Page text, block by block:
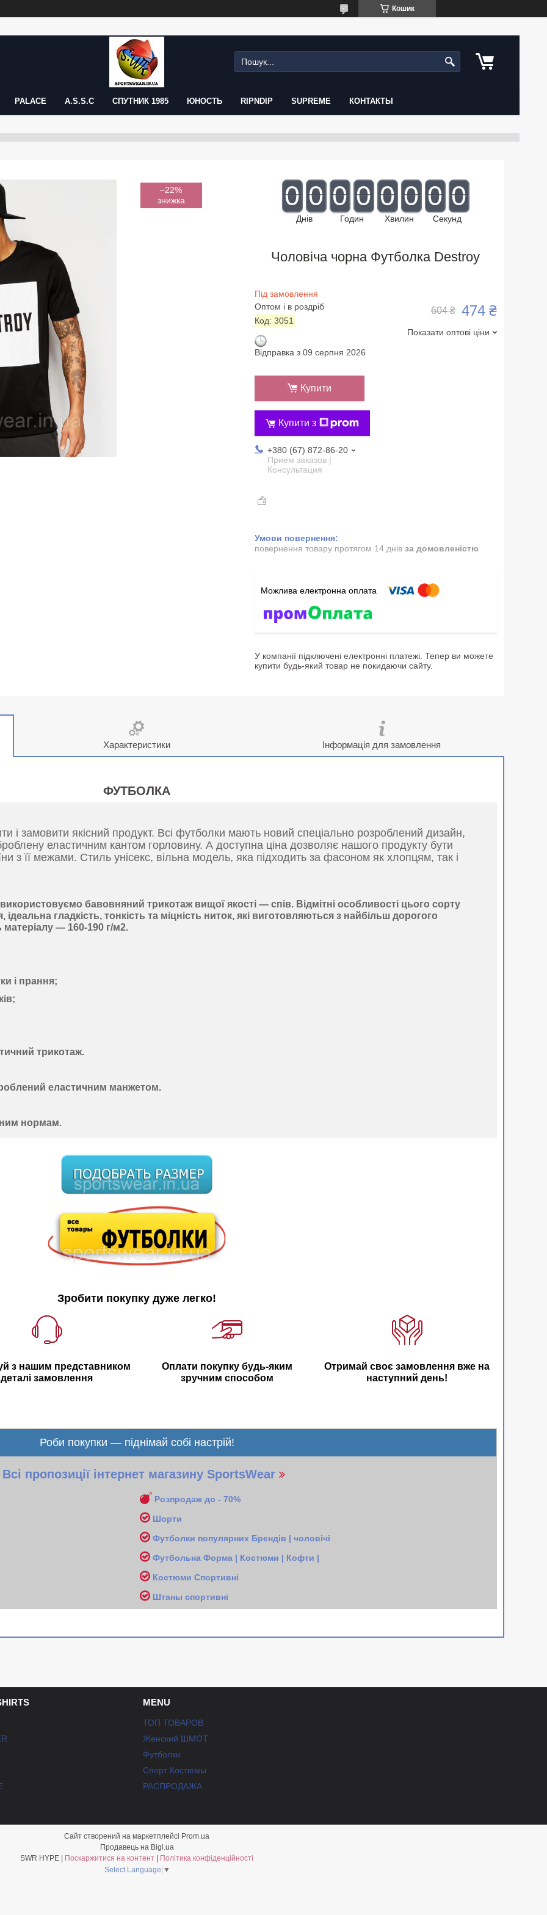
Кошик
PALACE A.S.S.C СПУТНИК 1985 ЮНОСТЬ RIPNDIP SUPREME КОНТАКТЫ
–22% 0 0
Днів
0 0
Годин
0 0
Хвилин
0 0
Секунд
Чоловіча чорна Футболка Destroy
Під замовлення
Оптом і в роздріб
Код: 3051
Відправка з 09 серпня 2026
604 ₴ 474 ₴
Показати оптові ціни
Купити
Купити з
+380 (67) 872-86-20
Прием заказов |
Консультация
повернення товару протягом 14 днів за домовленістю
У компанії підключені електронні платежі. Тепер ви можете
купити будь-який товар не покидаючи сайту.
Характеристики Інформація для замовлення
ФУТБОЛКА
і замовити якісний продукт. Всі футболки мають новий спеціально розроблений дизайн,
еластичним кантом горловину. А доступна ціна дозволяє нашого продукту бути
з її межами. Стиль унісекс, вільна модель, яка підходить за фасоном як хлопцям, так і
бавовняний трикотажвищої якості — спів. Відмітні особливості цього сорту
, ідеальна гладкість, тонкість та міцність ниток, які виготовляються з найбільш дорогого
матеріалу — 160-190 г/м2.
і прання;
трикотаж.
еластичним манжетом.
нормам.
Зробити покупку дуже легко!
з нашим представником
деталі замовлення
Оплати покупку будь-яким
зручним способом
Отримай своє замовлення вже на
наступний день!
Роби покупки — піднімай собі настрій!
Всі пропозиції інтернет магазину SportsWear
Розпродаж до - 70%
Шорти
Футболки популярних Брендів | чоловічі
Футбольна Форма | Костюми | Кофти |
Костюми Спортивні
Штаны спортивні
MENU
ТОП ТОВАРОВ
Женский ШМОТ
Футболки
Спорт Костюмы
РАСПРОДАЖА
Сайт створений на маркетплейсі Prom.ua
Продавець на Bigl.ua
Поскаржитися на контент
Політика конфіденційності
Select Language ▼